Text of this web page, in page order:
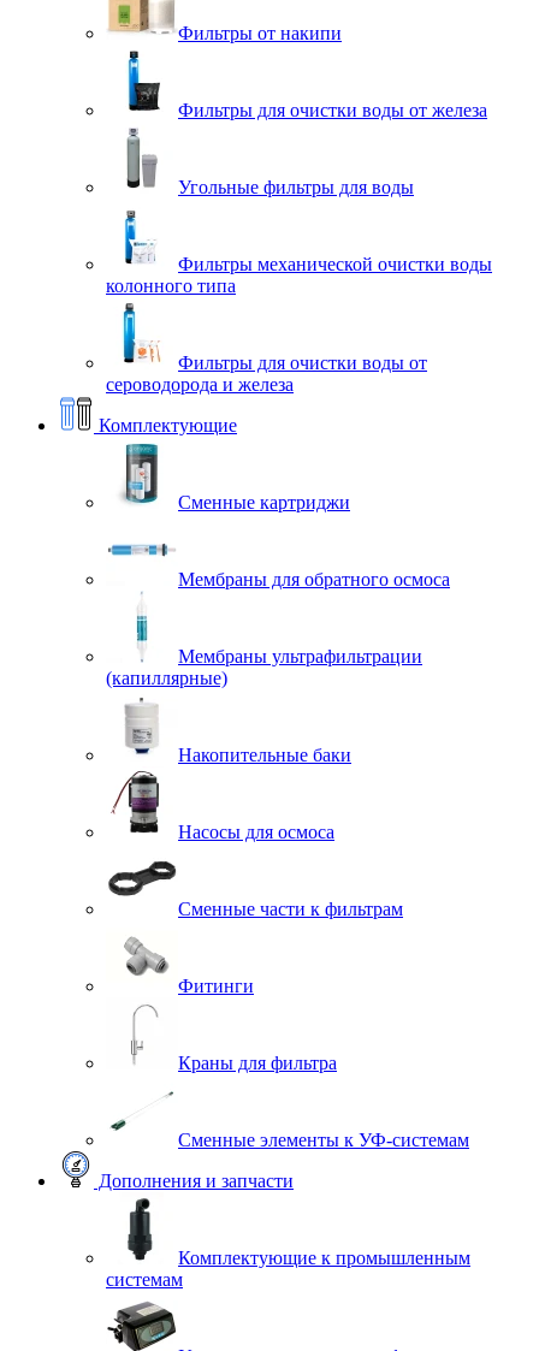
Фильтры от накипи
Фильтры для очистки воды от железа
Угольные фильтры для воды
Фильтры механической очистки воды
колонного типа
Фильтры для очистки воды от
сероводорода и железа
Комплектующие
Сменные картриджи
Мембраны для обратного осмоса
Мембраны ультрафильтрации
(капиллярные)
Накопительные баки
Насосы для осмоса
Сменные части к фильтрам
Фитинги
Краны для фильтра
Сменные элементы к УФ-системам
Дополнения и запчасти
Комплектующие к промышленным
системам